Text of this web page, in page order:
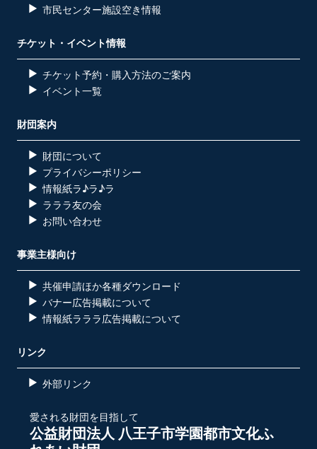
愛される財団を目指して
公益財団法人 八王子市学園都市文化ふ
市民センター施設空き情報
チケット・イベント情報
チケット予約・購入方法のご案内
イベント一覧
財団案内
財団について
プライバシーポリシー
情報紙ラ♪ラ♪ラ
ラララ友の会
お問い合わせ
事業主様向け
共催申請ほか各種ダウンロード
バナー広告掲載について
情報紙ラララ広告掲載について
リンク
外部リンク